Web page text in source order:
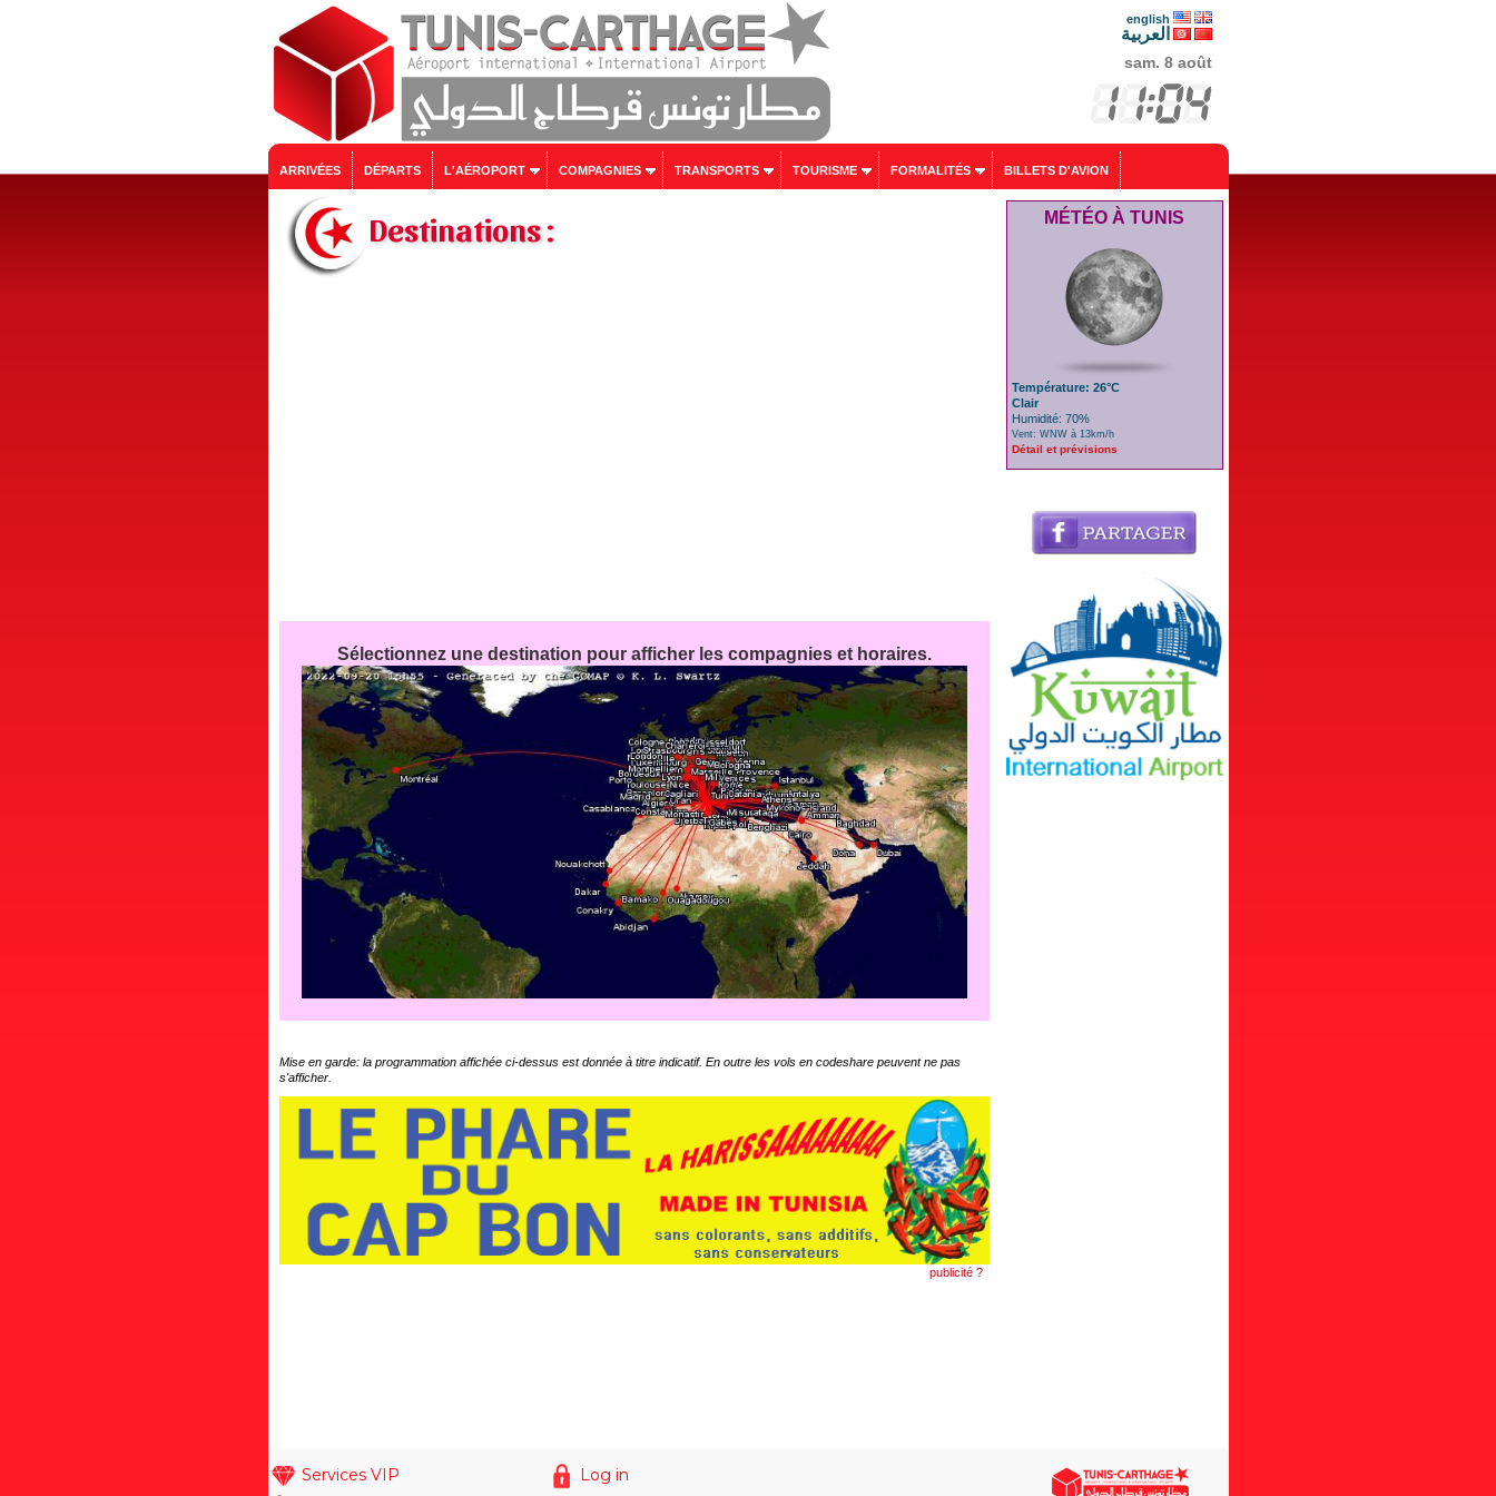
english
العربية
sam. 8 août
ARRIVÉES DÉPARTS L'AÉROPORT COMPAGNIES TRANSPORTS TOURISME FORMALITÉS BILLETS D'AVION
Destinations :
Sélectionnez une destination pour afficher les compagnies et horaires.
Mise en garde: la programmation affichée ci-dessus est donnée à titre indicatif. En outre les vols en codeshare peuvent ne pas
s'afficher.
publicité ?
MÉTÉO À TUNIS
Température: 26°C
Clair
Humidité: 70%
Vent: WNW à 13km/h
Détail et prévisions
Services VIP
Log in